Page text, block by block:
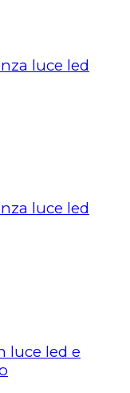
luce led
luce led
luce led e